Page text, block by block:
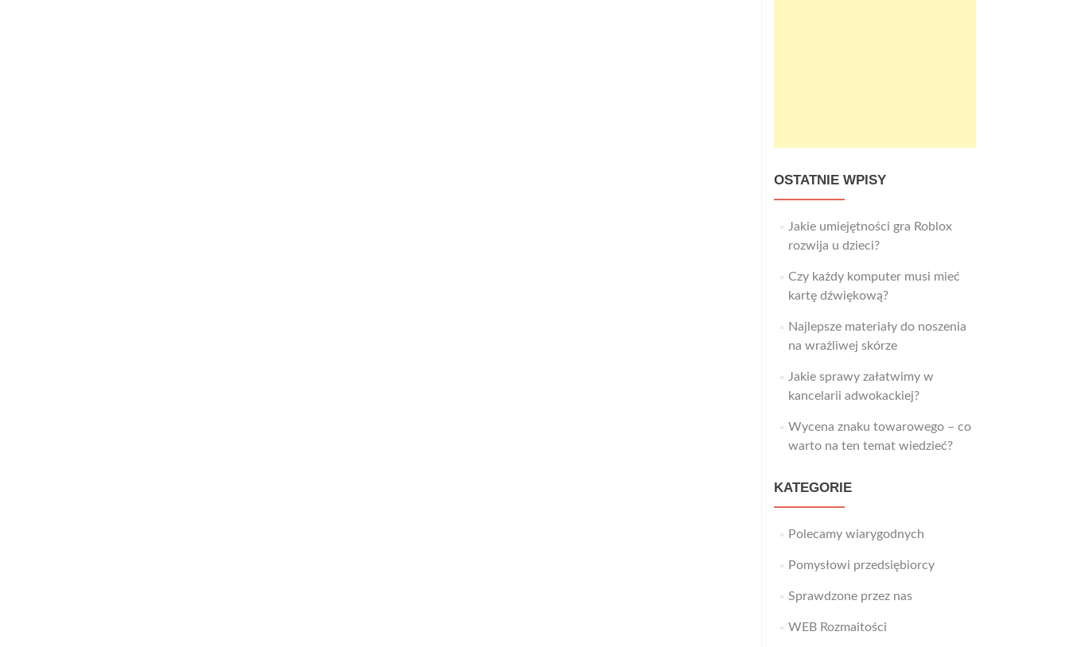
OSTATNIE WPISY
Jakie umiejętności gra Roblox
rozwija u dzieci?
Czy każdy komputer musi mieć
kartę dźwiękową?
Najlepsze materiały do noszenia
na wrażliwej skórze
Jakie sprawy załatwimy w
kancelarii adwokackiej?
Wycena znaku towarowego – co
warto na ten temat wiedzieć?
KATEGORIE
Polecamy wiarygodnych
Pomysłowi przedsiębiorcy
Sprawdzone przez nas
WEB Rozmaitości